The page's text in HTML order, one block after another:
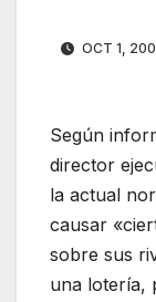
OCT 1,
Según
director
la actual
causar
sobre sus
una lotería,